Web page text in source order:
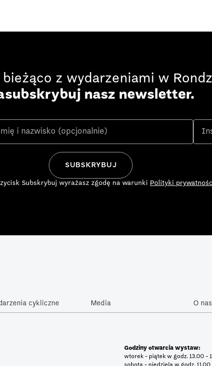
bieżąco z wydarzeniami w
nasz newsletter.
Subskrybuj wyrażasz zgodę na warunki Polityki
cykliczne Media O nas
Godziny otwarcia wystaw:
wtorek - piątek w godz. 13.00 -